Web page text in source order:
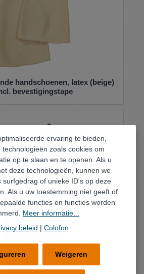
handschoenen, latex (beige)
bevestigingstape
ervaring te bieden,
technologieën zoals cookies om
op te slaan en te openen. Als u
deze technologieën, kunnen we
surfgedrag of unieke ID's op deze
Als u uw toestemming niet geeft of
functies en functies worden
Meer informatie...
beleid | Colofon
Weigeren